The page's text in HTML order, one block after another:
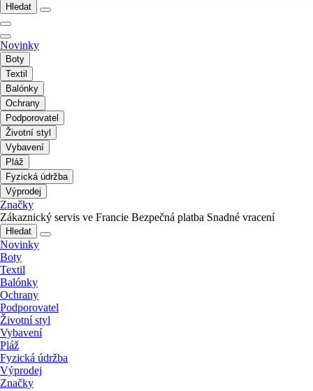
Hledat
Novinky
Boty
Textil
Balónky
Ochrany
Podporovatel
Životní styl
Vybavení
Pláž
Fyzická údržba
Výprodej
Značky
Zákaznický servis ve Francie Bezpečná platba Snadné vracení
Hledat
Novinky
Boty
Textil
Balónky
Ochrany
Podporovatel
Životní styl
Vybavení
Pláž
Fyzická údržba
Výprodej
Značky